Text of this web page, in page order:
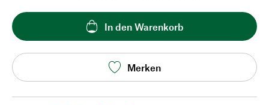
In den Warenkorb
Merken